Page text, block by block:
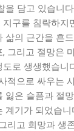
을 담고 있습니
구를 침략하
삶의 근간을 흔
, 그리고 절망은
로 생생했습니
적으로 싸우는
잃은 슬픔과 절
계기가 되었습
리고 희망과 생